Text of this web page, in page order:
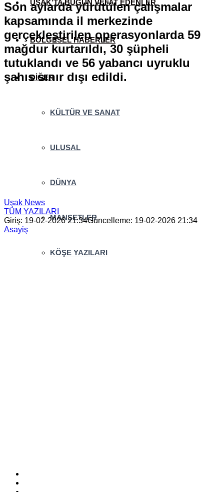
UŞAK’TA BUGÜN VEFAT EDENLER
BÖLGESEL HABERLER
DİĞER
KÜLTÜR VE SANAT
ULUSAL
DÜNYA
MANŞETLER
KÖŞE YAZILARI
Son aylarda yürütülen çalışmalar
kapsamında il merkezinde
gerçekleştirilen operasyonlarda 59
mağdur kurtarıldı, 30 şüpheli
tutuklandı ve 56 yabancı uyruklu
şahıs sınır dışı edildi.
Uşak News
TÜM YAZILARI
Giriş: 19-02-2026 21:34Güncelleme: 19-02-2026 21:34
Asayiş